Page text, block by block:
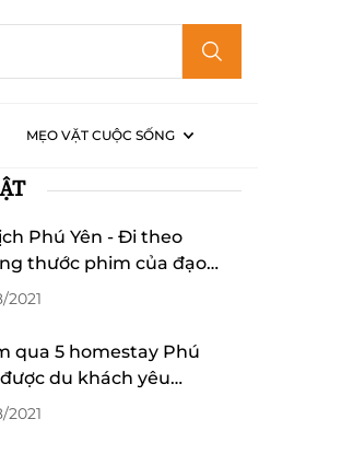
MẸO VẶT CUỘC SỐNG
Phú Yên - Đi theo
thước phim của đạo
Vũ
2021
qua 5 homestay Phú
du khách yêu
2021